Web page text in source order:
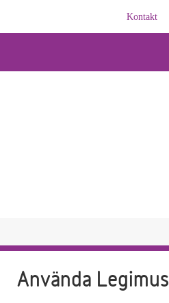
Kontakt
Använda Legimus